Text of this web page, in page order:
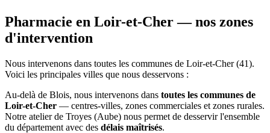
Pharmacie en Loir-et-Cher —nos zones
d'intervention
Nous intervenons dans toutes les communes de Loir-et-Cher (41).
Voici les principales villes que nous desservons :
Au-delà de Blois, nous intervenons dans toutes les communes de
Loir-et-Cher — centres-villes, zones commerciales et zones rurales.
Notre atelier de Troyes (Aube) nous permet de desservir l'ensemble
du département avec des délais maîtrisés.